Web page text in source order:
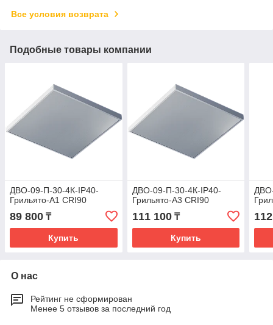
Все условия возврата
Подобные товары компании
ДВО-09-П-30-4К-IP40-
Грильято-А1 CRI90
89 800 ₸
Купить
ДВО-09-П-30-4К-IP40-
Грильято-А3 CRI90
111 100₸
Купить
О нас
Рейтинг не сформирован
Менее 5 отзывов за последний год